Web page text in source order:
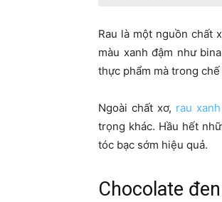
Rau là một nguồn chất
màu xanh đậm như
thực phẩm mà trong
Ngoài chất xơ, rau xanh
trọng khác. Hầu hết
tóc bạc sớm hiệu quả.
Chocolate đen